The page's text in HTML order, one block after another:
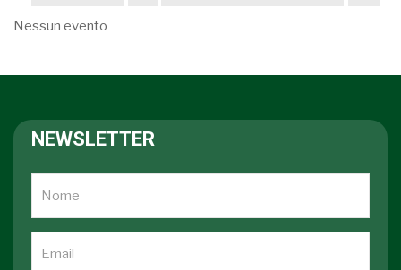
Nessun evento
NEWSLETTER